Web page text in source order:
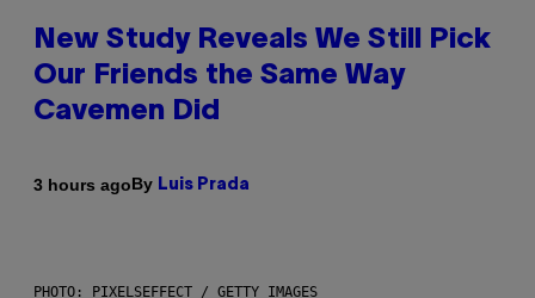
New Study Reveals We Still Pick
Our Friends the Same Way
Cavemen Did
3 hours agoBy Luis Prada
PHOTO: PIXELSEFFECT / GETTY IMAGES